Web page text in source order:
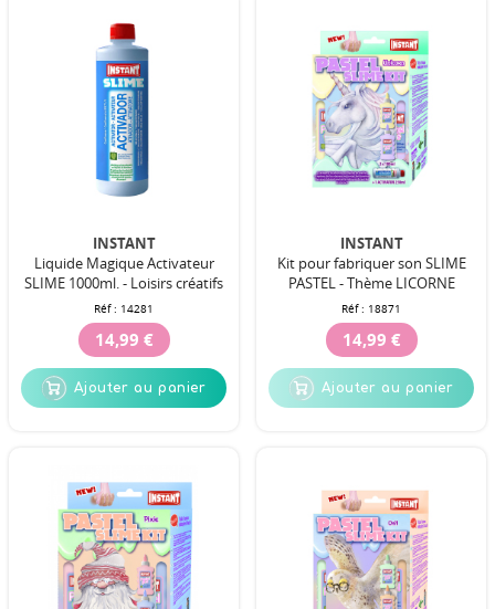
INSTANT
Liquide Magique Activateur
SLIME 1000ml. - Loisirs créatifs
Réf : 14281
14,99 €
Ajouter au panier
INSTANT
Kit pour fabriquer son SLIME
PASTEL - Thème LICORNE
Réf : 18871
14,99 €
Ajouter au panier